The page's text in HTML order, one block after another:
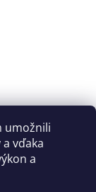
umožnili
vďaka
a